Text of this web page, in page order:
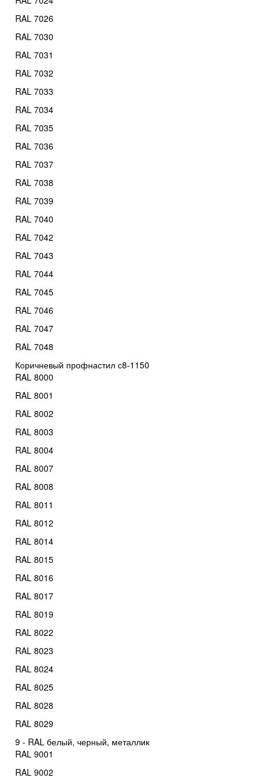
RAL 7026
RAL 7030
RAL 7031
RAL 7032
RAL 7033
RAL 7034
RAL 7035
RAL 7036
RAL 7037
RAL 7038
RAL 7039
RAL 7040
RAL 7042
RAL 7043
RAL 7044
RAL 7045
RAL 7046
RAL 7047
RAL 7048
Коричневый профнастил с8-1150
RAL 8000
RAL 8001
RAL 8002
RAL 8003
RAL 8004
RAL 8007
RAL 8008
RAL 8011
RAL 8012
RAL 8014
RAL 8015
RAL 8016
RAL 8017
RAL 8019
RAL 8022
RAL 8023
RAL 8024
RAL 8025
RAL 8028
RAL 8029
9 - RAL белый, черный, металлик
RAL 9001
RAL 9002